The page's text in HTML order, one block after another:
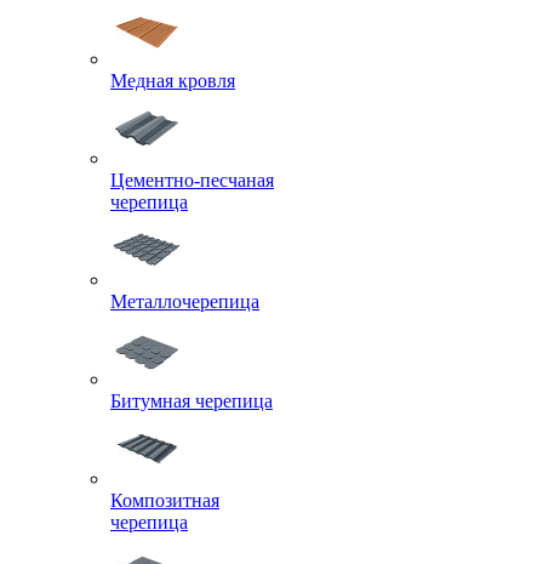
Медная кровля
Цементно-песчаная
черепица
Металлочерепица
Битумная черепица
Композитная
черепица